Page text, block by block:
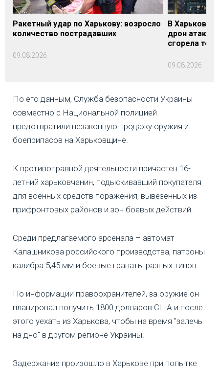
Ракетный удар по Харькову: возросло
количество пострадавших
09.08.2026
В
дрон
сгорела
09.08.2026
По его данным, Служба безопасности Украины
совместно с Национальной полицией
предотвратили незаконную продажу оружия и
боеприпасов на Харьковщине.
К противоправной деятельности причастен 16-
летний харьковчанин, подыскивавший покупателя
для военных средств поражения, вывезенных из
прифронтовых районов и зон боевых действий.
Среди предлагаемого арсенала – автомат
Калашникова российского производства, патроны
калибра 5,45 мм и боевые гранаты разных типов.
По информации правоохранителей, за оружие он
планировал получить 1800 долларов США и после
этого уехать из Харькова, чтобы на время "залечь
на дно" в другом регионе Украины.
Задержание произошло в Харькове при попытке